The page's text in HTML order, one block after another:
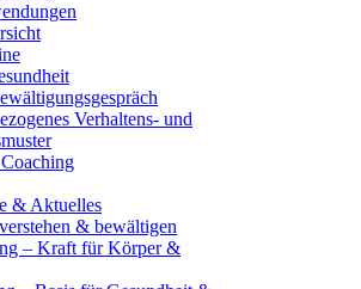
Verhaltens- und
& Aktuelles
& bewältigen
– Kraft für Körper &